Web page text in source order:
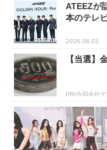
ATEEZが
本のテレ
2026.08.03
【当選】
PR(合同会社